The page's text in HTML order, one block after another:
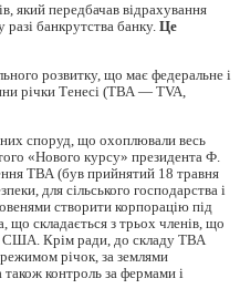
який передбачав відрахування
разі банкрутства банку. Це
розвитку, що має федеральне і
річки Тенесі (ТВА — TVA,
споруд, що охоплювали весь
«Нового курсу» президента Ф.
ТВА (був прийнятий 18 травня
для сільського господарства і
створити корпорацію під
що складається з трьох членів, що
США. Крім ради, до складу ТВА
річок, за землями
контроль за фермами і